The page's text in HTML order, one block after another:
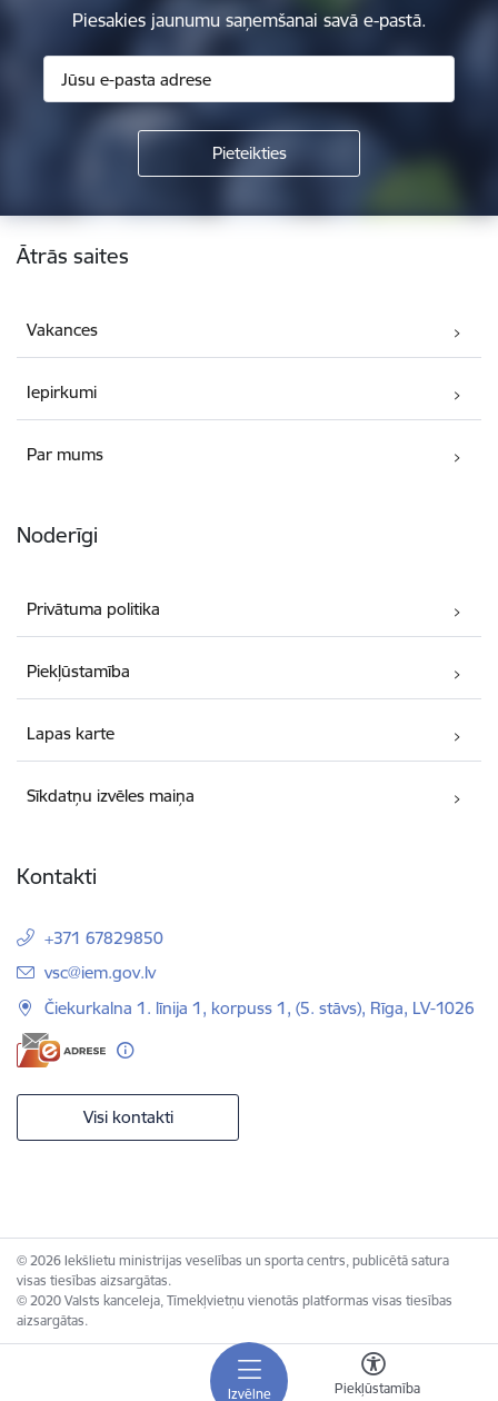
Izvēlne Piekļūstamība
Piesakies jaunumu saņemšanai savā e-pastā.
Kājene
Ātrās saites
Vakances
Iepirkumi
Par mums
Noderīgi
Privātuma politika
Piekļūstamība
Lapas karte
Sīkdatņu izvēles maiņa
Kontakti
+371 67829850
E-pasts:
vsc@iem.gov.lv
Čiekurkalna 1. līnija 1, korpuss 1, (5. stāvs), Rīga, LV-1026
Visi kontakti
© 2026 Iekšlietu ministrijas veselības un sporta centrs, publicētā satura
visas tiesības aizsargātas.
© 2020 Valsts kanceleja, Tīmekļvietņu vienotās platformas visas tiesības
aizsargātas.